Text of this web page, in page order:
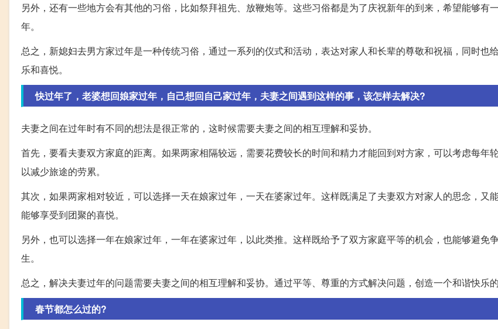
另外，还有一些地方会有其他的习俗，比如祭拜祖先、放鞭炮等。这些习俗都是为了庆祝新年的到来，希望能够有
年。
总之，新媳妇去男方家过年是一种传统习俗，通过一系列的仪式和活动，表达对家人和长辈的尊敬和祝福，同时也
乐和喜悦。
快过年了，老婆想回娘家过年，自己想回自己家过年，夫妻之间遇到这样的事，该怎样去解决?
夫妻之间在过年时有不同的想法是很正常的，这时候需要夫妻之间的相互理解和妥协。
首先，要看夫妻双方家庭的距离。如果两家相隔较远，需要花费较长的时间和精力才能回到对方家，可以考虑每年
以减少旅途的劳累。
其次，如果两家相对较近，可以选择一天在娘家过年，一天在婆家过年。这样既满足了夫妻双方对家人的思念，又
能够享受到团聚的喜悦。
另外，也可以选择一年在娘家过年，一年在婆家过年，以此类推。这样既给予了双方家庭平等的机会，也能够避免
生。
总之，解决夫妻过年的问题需要夫妻之间的相互理解和妥协。通过平等、尊重的方式解决问题，创造一个和谐快乐的
春节都怎么过的?